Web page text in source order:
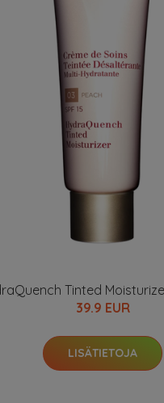
Tinted
39.9 EUR
LISÄTIETOJA